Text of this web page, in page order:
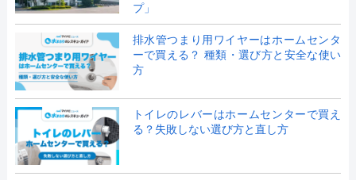
プ」
排水管つまり用ワイヤーはホームセンタ
ーで買える？ 種類・選び方と安全な使い
方
トイレのレバーはホームセンターで買え
る？失敗しない選び方と直し方